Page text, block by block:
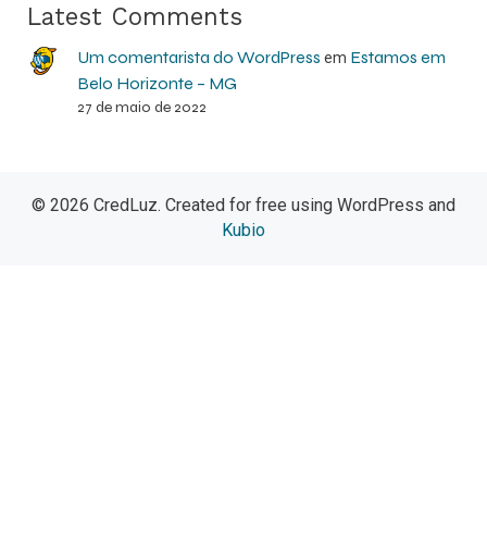
Latest Comments
Um comentarista do WordPress em Estamos em
Belo Horizonte – MG
27 de maio de 2022
© 2026 CredLuz. Created for free using WordPress and
Kubio